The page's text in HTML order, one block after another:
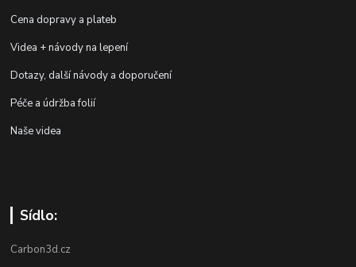
Cena dopravy a plateb
Videa + návody na lepení
Dotazy, další návody a doporučení
Péče a údržba folií
Naše videa
Sídlo:
Carbon3d.cz